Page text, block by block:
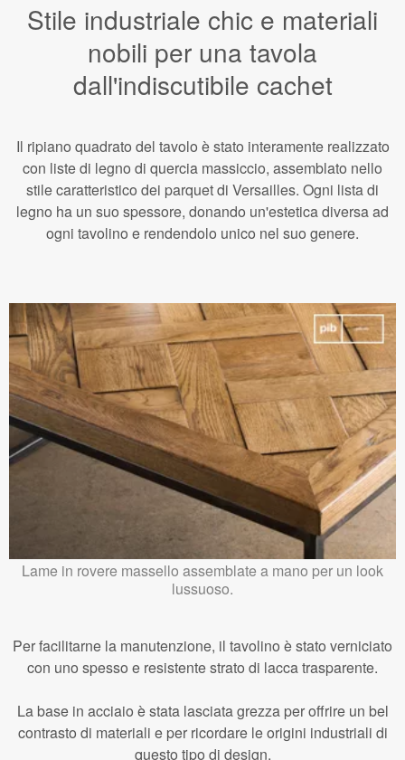
Stile industriale chic e materiali
nobili per una tavola
dall'indiscutibile cachet
Il ripiano quadrato del tavolo è stato interamente realizzato
con liste di legno di quercia massiccio, assemblato nello
stile caratteristico dei parquet di Versailles. Ogni lista di
legno ha un suo spessore, donando un'estetica diversa ad
ogni tavolino e rendendolo unico nel suo genere.
Lame in rovere massello assemblate a mano per un look
lussuoso.
Per facilitarne la manutenzione, il tavolino è stato verniciato
con uno spesso e resistente strato di lacca trasparente.
La base in acciaio è stata lasciata grezza per offrire un bel
contrasto di materiali e per ricordare le origini industriali di
questo tipo di design.